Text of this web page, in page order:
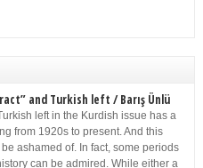
and Turkish left / Barış Ünlü
left in the Kurdish issue has a
from 1920s to present. And this
ashamed of. In fact, some periods
can be admired. While either a